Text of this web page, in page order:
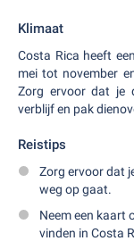
Klimaat
Costa Rica heeft
mei tot november
Zorg ervoor dat je
verblijf en pak
Reistips
Zorg ervoor dat
weg op gaat.
Neem een kaart
vinden in Costa